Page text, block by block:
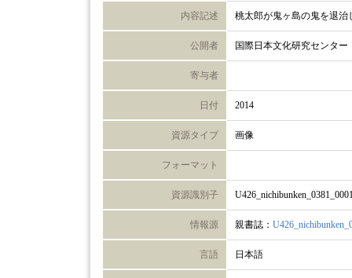
内容記述 桃太郎が鬼ヶ島の鬼を退治
公開者 国際日本文化研究センター
寄与者
日付 2014
資源タイプ 画像
フォーマット
資源識別子
情報源 親書誌：
言語 日本語